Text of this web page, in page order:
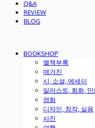
Q&A
REVIEW
BLOG
BOOKSHOP
별책부록
매거진
시, 소설, 에세이
일러스트, 회화,
영화
디자인, 창작, 실용
사진